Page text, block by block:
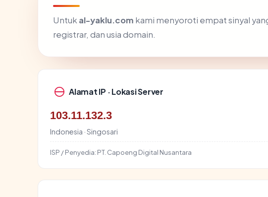
Untuk al-yaklu.com kami menyoroti empat sinyal
registrar, dan usia domain.
Alamat IP · Lokasi Server
103.11.132.3
Indonesia · Singosari
ISP / Penyedia: PT. Capoeng Digital Nusantara